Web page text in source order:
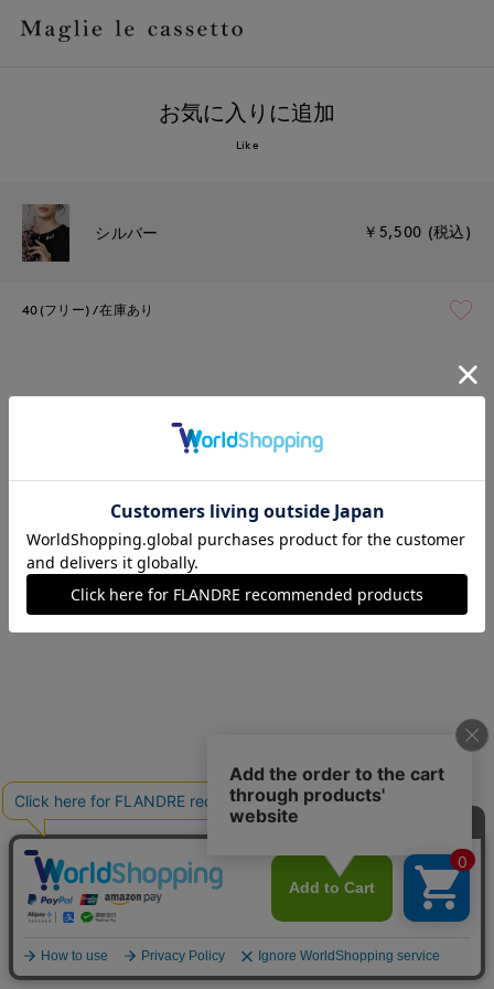
お気に入りに追加
Like
シルバー ￥5,500 (税込)
40(フリー) 在庫あり